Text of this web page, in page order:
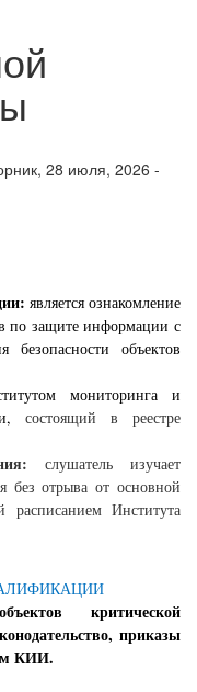
28 июля, 2026 -
является ознакомление
по защите информации с
безопасности объектов
мониторинга и
состоящий в реестре
слушатель изучает
без отрыва от основной
расписанием Института
критической
приказы
КИИ.